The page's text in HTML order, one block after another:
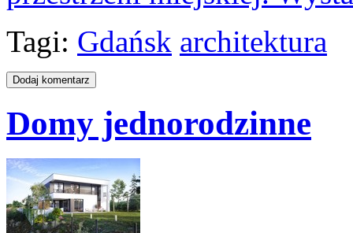
Tagi: Gdańsk architektura
Domy jednorodzinne